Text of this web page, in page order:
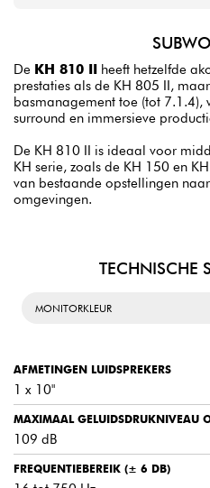
De KH 810 II heeft hetzelfde
prestaties als de KH 805 II,
basmanagement toe (tot
surround en immersieve
De KH 810 II is ideaal voor
KH serie, zoals de KH 150 en
van bestaande opstellingen
omgevingen.
TECHNISCHE
MONITORKLEUR
AFMETINGEN LUIDSPREKERS
1 x 10"
MAXIMAAL GELUIDSDRUKNIVEAU
109 dB
FREQUENTIEBEREIK (± 6 DB)